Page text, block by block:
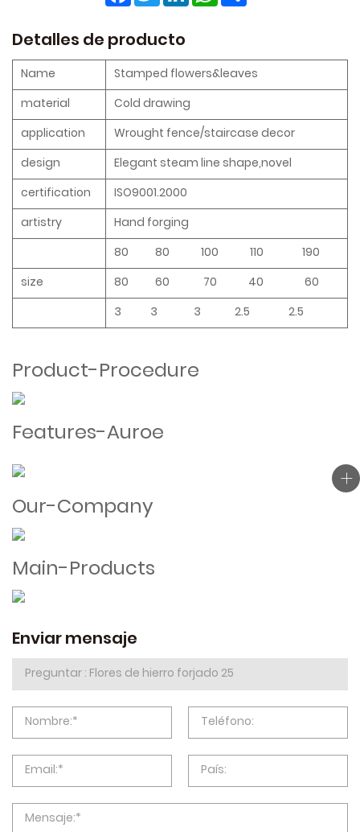
Detalles de producto
Name
Stamped flowers&leaves
material
Cold drawing
application
Wrought fence/staircase decor
design
Elegant steam line shape,novel
certification
ISO9001.2000
artistry
Hand forging
80 80 100 110 190
size
80 60 70 40 60
3 3 3 2.5 2.5
Product-Procedure
Features-Auroe
Our-Company
Main-Products
Enviar mensaje